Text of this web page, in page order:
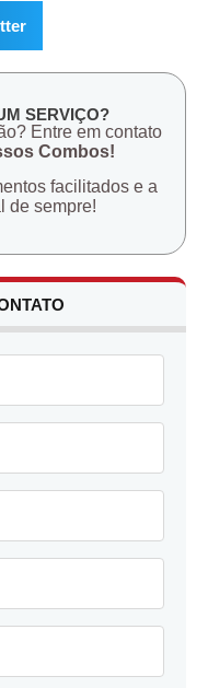
SERVIÇO?
Entre em contato
Combos!
facilitados e a
de sempre!